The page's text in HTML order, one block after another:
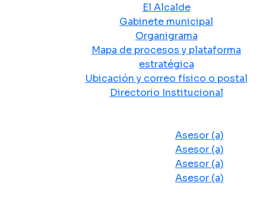
El Alcalde
Gabinete municipal
Organigrama
Mapa de procesos y plataforma
estratégica
Ubicación y correo físico o postal
Directorio Institucional
Asesor (a)
Asesor (a)
Asesor (a)
Asesor (a)